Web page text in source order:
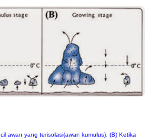
awan yang terisolasi(awan kumulus). (B) Ketika